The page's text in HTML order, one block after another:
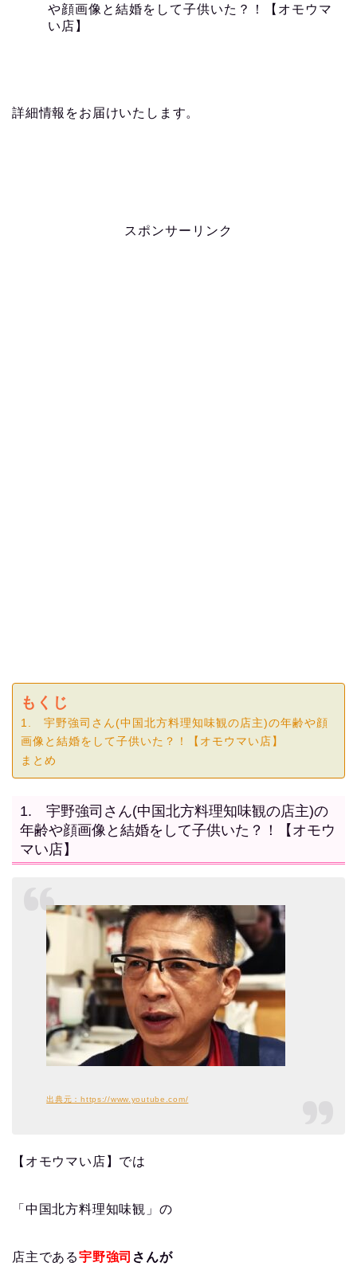
や顔画像と結婚をして子供いた？！【オモウマ
い店】
詳細情報をお届けいたします。
スポンサーリンク
もくじ
1. 宇野強司さん(中国北方料理知味観の店主)の年齢や顔
画像と結婚をして子供いた？！【オモウマい店】
まとめ
1. 宇野強司さん(中国北方料理知味観の店主)の
年齢や顔画像と結婚をして子供いた？！【オモウ
マい店】
出典元：https://www.youtube.com/
【オモウマい店】では
「中国北方料理知味観」の
店主である宇野強司 さんが